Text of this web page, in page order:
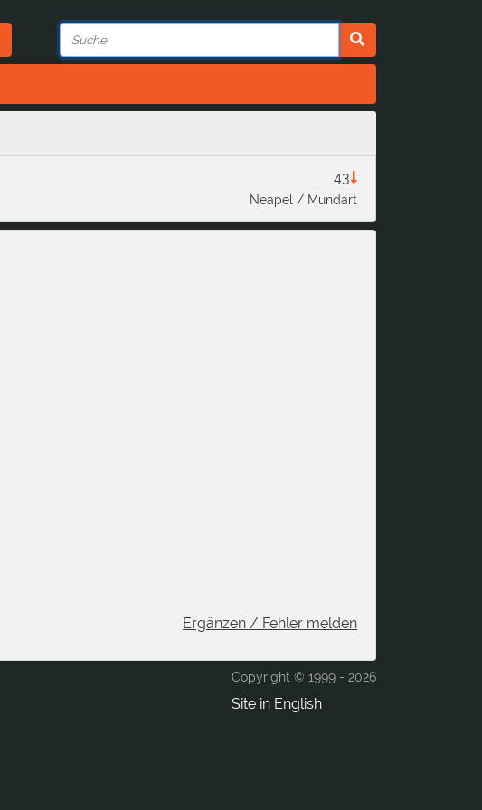
43
Neapel / Mundart
Ergänzen / Fehler melden
Copyright © 1999 - 2026
Site in English